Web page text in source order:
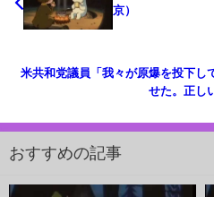
京）
米共和党議員「我々が原爆を投下し
せた。正し
おすすめの記事